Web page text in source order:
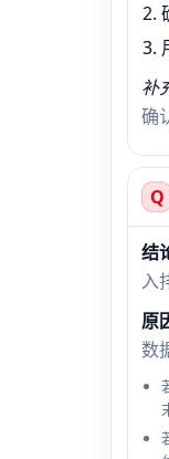
补
确
Q
结
入
原
数